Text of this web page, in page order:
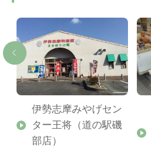
伊勢志摩みやげセン
ター王将（道の駅磯
部店）